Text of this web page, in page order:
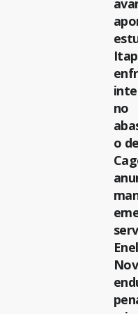
no
o
Enel